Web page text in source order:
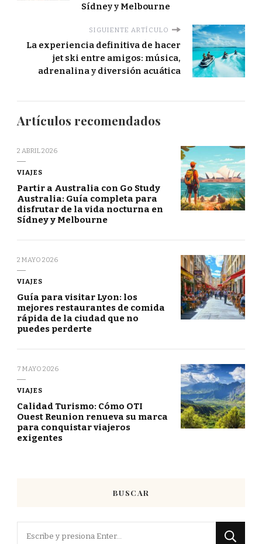
Sídney y Melbourne
SIGUIENTE ARTÍCULO
La experiencia definitiva de hacer
jet ski entre amigos: música,
adrenalina y diversión acuática
Artículos recomendados
2 ABRIL 2026
VIAJES
Partir a Australia con Go Study
Australia: Guía completa para
disfrutar de la vida nocturna en
Sídney y Melbourne
2 MAYO 2026
VIAJES
Guía para visitar Lyon: los
mejores restaurantes de comida
rápida de la ciudad que no
puedes perderte
7 MAYO 2026
VIAJES
Calidad Turismo: Cómo OTI
Ouest Reunion renueva su marca
para conquistar viajeros
exigentes
BUSCAR